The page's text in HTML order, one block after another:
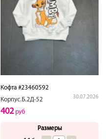
Кофта #23460592
Корпус.Б.2Д-52
30.07.2026
402руб
Размеры